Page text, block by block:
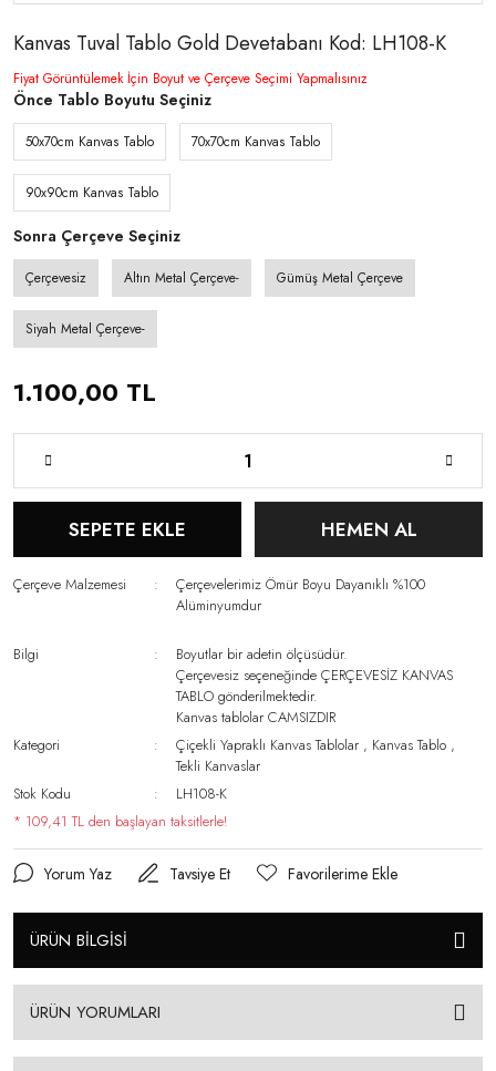
Kanvas Tuval Tablo Gold Devetabanı Kod: LH108-K
Fiyat Görüntülemek İçin Boyut ve Çerçeve Seçimi Yapmalısınız
Önce Tablo Boyutu Seçiniz
50x70cm Kanvas Tablo 70x70cm Kanvas Tablo
90x90cm Kanvas Tablo
Sonra Çerçeve Seçiniz
Çerçevesiz Altın Metal Çerçeve- Gümüş Metal Çerçeve
Siyah Metal Çerçeve-
1.100,00 TL
SEPETE EKLE HEMEN AL
Çerçeve Malzemesi
Çerçevelerimiz Ömür Boyu Dayanıklı %100
Alüminyumdur
Bilgi
Boyutlar bir adetin ölçüsüdür.
Çerçevesiz seçeneğinde ÇERÇEVESİZ KANVAS
TABLO gönderilmektedir.
Kanvas tablolar CAMSIZDIR
Kategori
Çiçekli Yapraklı Kanvas Tablolar , Kanvas Tablo ,
Tekli Kanvaslar
Stok Kodu
LH108-K
* 109,41 TL den başlayan taksitlerle!
Yorum Yaz Tavsiye Et
ÜRÜN BİLGİSİ
ÜRÜN YORUMLARI